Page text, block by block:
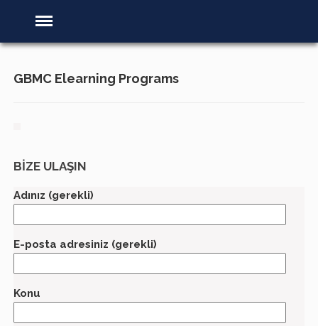
GBMC Elearning Programs
BİZE ULAŞIN
Adınız (gerekli)
E-posta adresiniz (gerekli)
Konu